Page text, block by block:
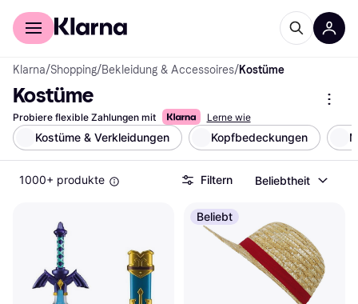
Für Shopper
Klarna/Shopping/Bekleidung & Accessoires/Kostüme
Kostüme
Probiere flexible Zahlungen mit Lerne wie
Kostüme & Verkleidungen Kopfbedeckungen
1000+ produkte Filtern Beliebtheit
Beliebt